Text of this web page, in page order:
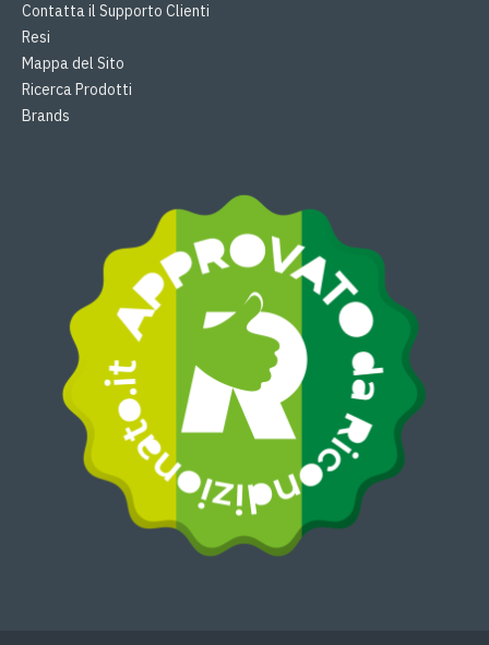
Contatta il Supporto Clienti
Resi
Mappa del Sito
Ricerca Prodotti
Brands